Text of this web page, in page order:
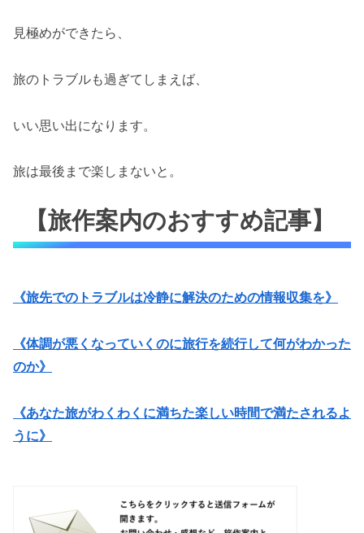
見極めができたら、
旅のトラブルも過ぎてしまえば、
いい思い出になります。
旅は最後まで楽しまないと。
【旅作案内のおすすめ記事】
《旅先でのトラブルは冷静に解決のための情報収集を》
《体調が悪くなっていくのに旅行を続行して何がわかった
のか》
《あなた旅がわくわくに満ちた楽しい時間で満たされるよ
うに》